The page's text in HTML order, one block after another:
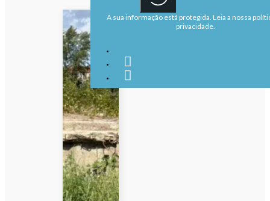
A sua informação está protegida. Leia a nossa
privacidade.